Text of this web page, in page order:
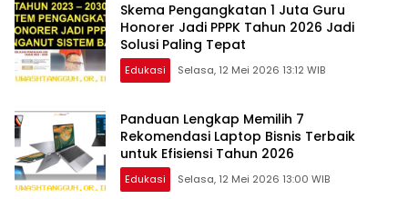
Skema Pengangkatan 1 Juta Guru
Honorer Jadi PPPK Tahun 2026 Jadi
Solusi Paling Tepat
Edukasi Selasa, 12 Mei 2026 13:12 WIB
Panduan Lengkap Memilih 7
Rekomendasi Laptop Bisnis Terbaik
untuk Efisiensi Tahun 2026
Edukasi Selasa, 12 Mei 2026 13:00 WIB